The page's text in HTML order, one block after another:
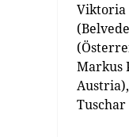
Viktoria
Markus